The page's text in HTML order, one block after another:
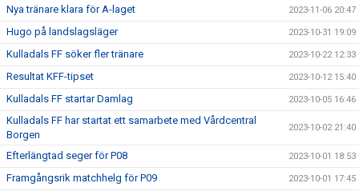
Nya tränare klara för A-laget 2023-11-06 20:47
Hugo på landslagsläger 2023-10-31 19:09
Kulladals FF söker fler tränare 2023-10-22 12:33
Resultat KFF-tipset 2023-10-12 15:40
Kulladals FF startar Damlag 2023-10-05 16:46
Kulladals FF har startat ett samarbete med Vårdcentral
Borgen
2023-10-02 21:40
Efterlängtad seger för P08 2023-10-01 18:53
Framgångsrik matchhelg för P09 2023-10-01 17:45